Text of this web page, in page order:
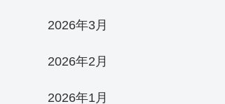
2026年3月
2026年2月
2026年1月